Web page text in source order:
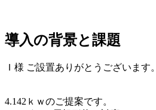
導入の背景と課題
Ｉ様 ご設置ありがとうございます。
4.142ｋｗのご提案です。